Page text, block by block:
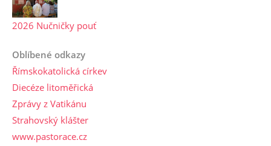
2026 Nučničky pouť
Oblíbené odkazy
Římskokatolická církev
Diecéze litoměřická
Zprávy z Vatikánu
Strahovský klášter
www.pastorace.cz